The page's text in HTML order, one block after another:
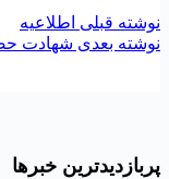
نوشته قبلی اطلاعیه
نوشته بعدی شهادت
پربازدیدترین خبرها